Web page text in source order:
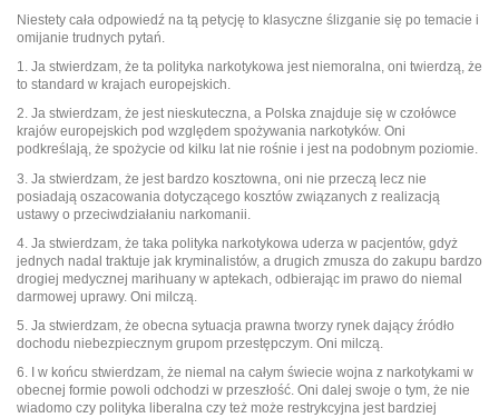
Niestety cała odpowiedź na tą petycję to klasyczne ślizganie się po temacie i
omijanie trudnych pytań.
1. Ja stwierdzam, że ta polityka narkotykowa jest niemoralna, oni twierdzą, że
to standard w krajach europejskich.
2. Ja stwierdzam, że jest nieskuteczna, a Polska znajduje się w czołówce
krajów europejskich pod względem spożywania narkotyków. Oni
podkreślają, że spożycie od kilku lat nie rośnie i jest na podobnym poziomie.
3. Ja stwierdzam, że jest bardzo kosztowna, oni nie przeczą lecz nie
posiadają oszacowania dotyczącego kosztów związanych z realizacją
ustawy o przeciwdziałaniu narkomanii.
4. Ja stwierdzam, że taka polityka narkotykowa uderza w pacjentów, gdyż
jednych nadal traktuje jak kryminalistów, a drugich zmusza do zakupu bardzo
drogiej medycznej marihuany w aptekach, odbierając im prawo do niemal
darmowej uprawy. Oni milczą.
5. Ja stwierdzam, że obecna sytuacja prawna tworzy rynek dający źródło
dochodu niebezpiecznym grupom przestępczym. Oni milczą.
6. I w końcu stwierdzam, że niemal na całym świecie wojna z narkotykami w
obecnej formie powoli odchodzi w przeszłość. Oni dalej swoje o tym, że nie
wiadomo czy polityka liberalna czy też może restrykcyjna jest bardziej